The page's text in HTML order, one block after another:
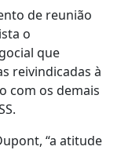
de reunião
o
que
reivindicadas à
com os demais
“a atitude